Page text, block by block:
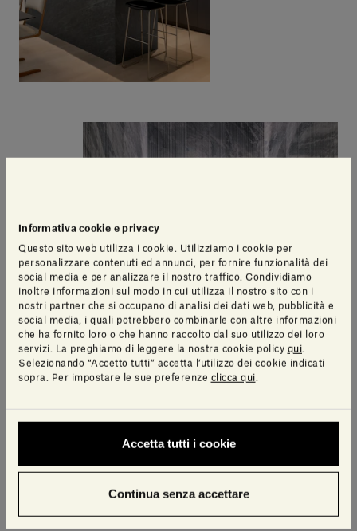
Informativa cookie e privacy
Questo sito web utilizza i cookie. Utilizziamo i cookie per
personalizzare contenuti ed annunci, per fornire funzionalità dei
social media e per analizzare il nostro traffico. Condividiamo
inoltre informazioni sul modo in cui utilizza il nostro sito con i
nostri partner che si occupano di analisi dei dati web, pubblicità e
social media, i quali potrebbero combinarle con altre informazioni
che ha fornito loro o che hanno raccolto dal suo utilizzo dei loro
servizi. La preghiamo di leggere la nostra cookie policy qui
Selezionando “Accetto tutti” accetta l’utilizzo dei cookie indicati
sopra. Per impostare le sue preferenze clicca qui
Accetta tutti i cookie
Continua senza accettare